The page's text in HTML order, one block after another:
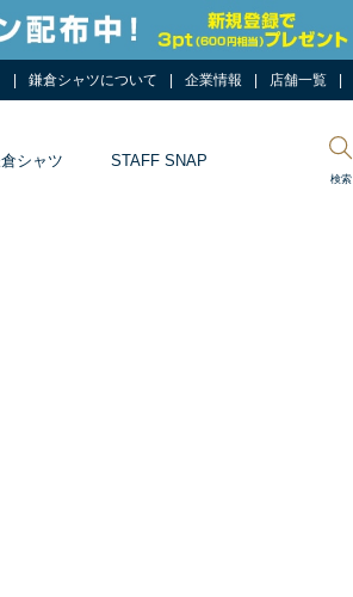
鎌倉シャツについて 企業情報 店舗一覧
シャツ STAFF SNAP
検索